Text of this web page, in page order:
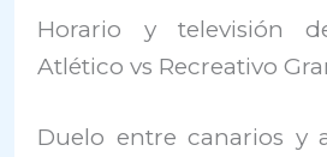
Horario y televisión
Atlético vs Recreativo
Duelo entre canarios y